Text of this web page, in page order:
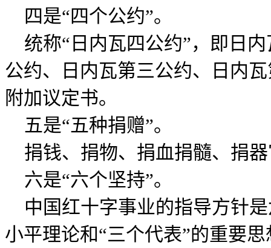
四是“四个公约”。
统称“日内瓦四公约”，即日
公约、日内瓦第三公约、日内
附加议定书。
五是“五种捐赠”。
捐钱、捐物、捐血捐髓、捐
六是“六个坚持”。
中国红十字事业的指导方针
小平理论和“三个代表”的重要